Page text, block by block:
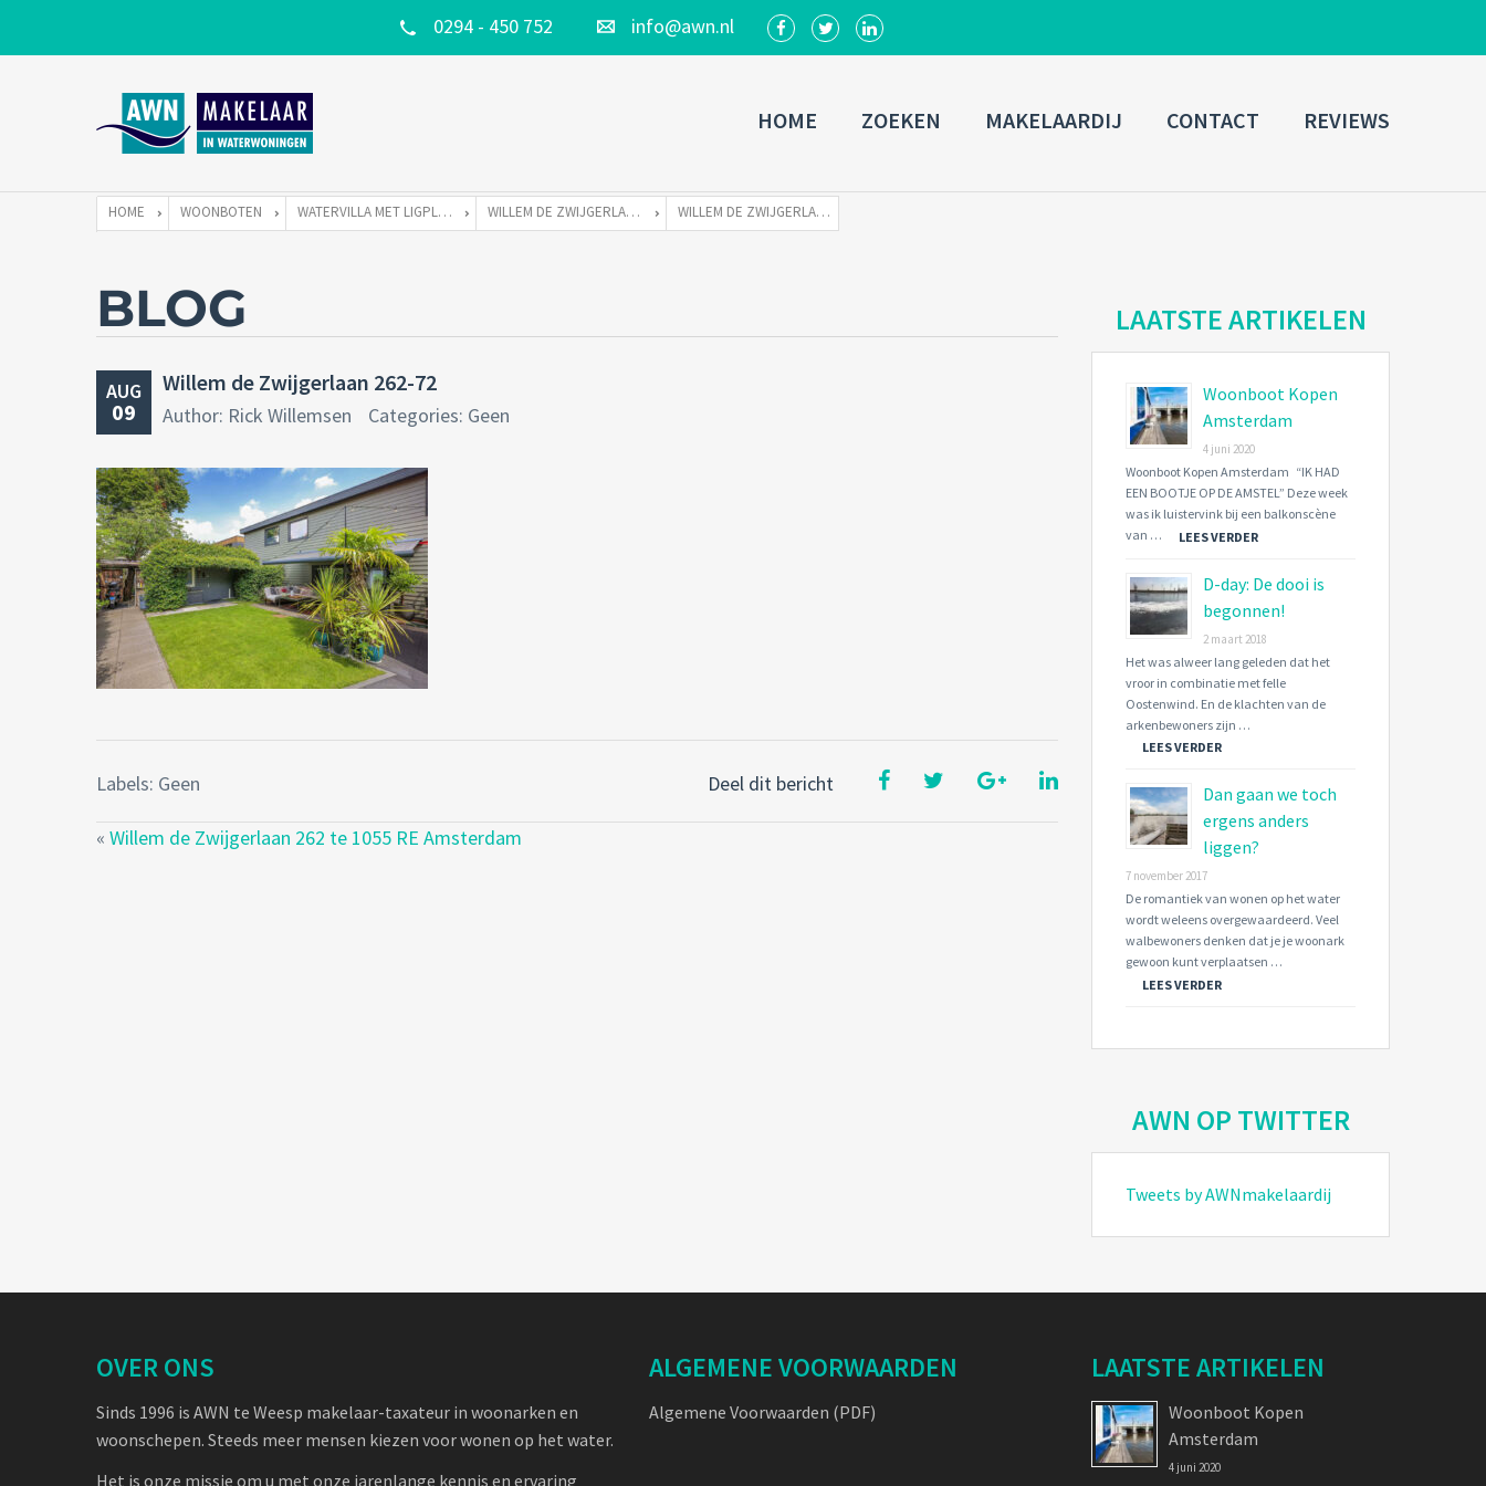
0294 - 450 752 info@awn.nl
Username
Connect with:
Forgot
password? SIGN IN
Remember me
HOME ZOEKEN MAKELAARDIJ CONTACT REVIEWS
HOME WOONBOTEN WATERVILLA MET LIGPLAATS WILLEM DE ZWIJGERLAAN 262 TE 1055 RE AMSTERDAM WILLEM DE ZWIJGERLAAN 262-72
BLOG
AUG
09
Willem de Zwijgerlaan 262-72
Author: Rick Willemsen Categories: Geen
Deel dit bericht
Labels: Geen
« Willem de Zwijgerlaan 262 te 1055 RE Amsterdam
LAATSTE ARTIKELEN
Woonboot Kopen
Amsterdam
4 juni 2020
Woonboot Kopen Amsterdam “IK HAD
EEN BOOTJE OP DE AMSTEL” Deze week
was ik luistervink bij een balkonscène
van …
LEES VERDER
D-day: De dooi is
begonnen!
2 maart 2018
Het was alweer lang geleden dat het
vroor in combinatie met felle
Oostenwind. En de klachten van de
arkenbewoners zijn …
LEES VERDER
Dan gaan we toch
ergens anders
liggen?
7 november 2017
De romantiek van wonen op het water
wordt weleens overgewaardeerd. Veel
walbewoners denken dat je je woonark
gewoon kunt verplaatsen …
LEES VERDER
AWN OP TWITTER
Tweets by AWNmakelaardij
OVER ONS
Sinds 1996 is AWN te Weesp makelaar-taxateur in woonarken en
woonschepen. Steeds meer mensen kiezen voor wonen op het water.
Het is onze missie om u met onze jarenlange kennis en ervaring
ALGEMENE VOORWAARDEN
Algemene Voorwaarden (PDF)
LAATSTE ARTIKELEN
Woonboot Kopen
Amsterdam
4 juni 2020